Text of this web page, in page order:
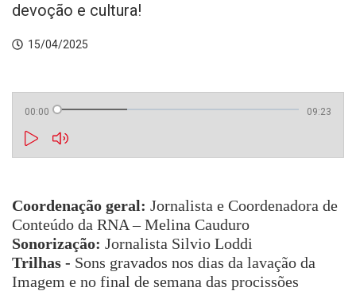
devoção e cultura!
15/04/2025
00:00 09:23
Coordenação geral: Jornalista e Coordenadora de
Conteúdo da RNA – Melina Cauduro
Sonorização: Jornalista Silvio Loddi
Trilhas - Sons gravados nos dias da lavação da
Imagem e no final de semana das procissões